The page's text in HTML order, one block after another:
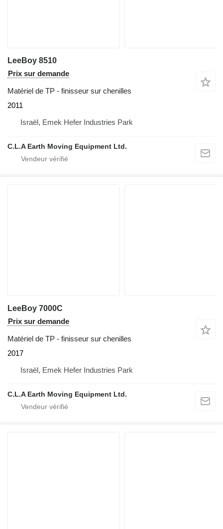
LeeBoy 8510
Prix sur demande
Matériel de TP - finisseur sur chenilles
2011
Israël, Emek Hefer Industries Park
C.L.A Earth Moving Equipment Ltd.
LeeBoy 7000C
Prix sur demande
Matériel de TP - finisseur sur chenilles
2017
Israël, Emek Hefer Industries Park
C.L.A Earth Moving Equipment Ltd.